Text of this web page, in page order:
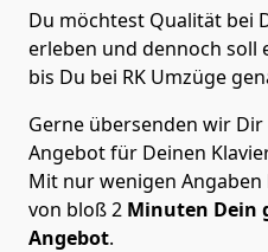
Du möchtest Qualität bei
erleben und dennoch soll
bis Du bei RK Umzüge
Gerne übersenden wir
Angebot für Deinen
Mit nur wenigen
von bloß 2 Minuten Dein
Angebot.